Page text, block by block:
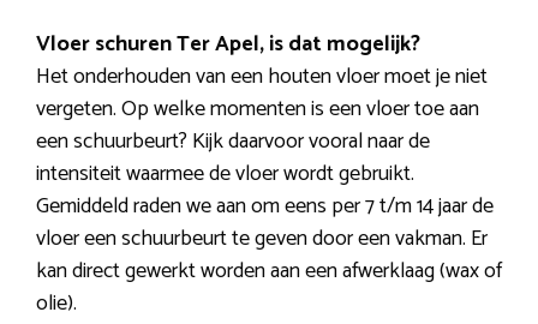
Vloer schuren Ter Apel, is dat mogelijk?
Het onderhouden van een houten vloer moet je niet
vergeten. Op welke momenten is een vloer toe aan
een schuurbeurt? Kijk daarvoor vooral naar de
intensiteit waarmee de vloer wordt gebruikt.
Gemiddeld raden we aan om eens per 7 t/m 14 jaar de
vloer een schuurbeurt te geven door een vakman. Er
kan direct gewerkt worden aan een afwerklaag (wax of
olie).